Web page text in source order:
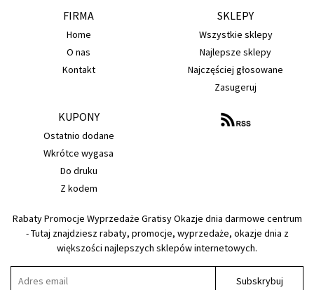
FIRMA
Home
O nas
Kontakt
SKLEPY
Wszystkie sklepy
Najlepsze sklepy
Najczęściej głosowane
Zasugeruj
KUPONY
Ostatnio dodane
Wkrótce wygasa
Do druku
Z kodem
Rabaty Promocje Wyprzedaże Gratisy Okazje dnia darmowe centrum
- Tutaj znajdziesz rabaty, promocje, wyprzedaże, okazje dnia z
większości najlepszych sklepów internetowych.
Subskrybuj